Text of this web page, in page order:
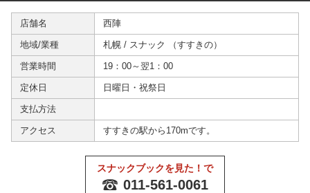
店舗名 西陣
地域/業種 札幌 / スナック （すすきの）
営業時間 19：00～翌1：00
定休日 日曜日・祝祭日
支払方法
アクセス すすきの駅から170mです。
スナックブックを見た！で
011-561-0061